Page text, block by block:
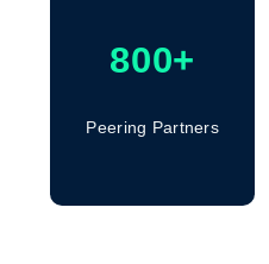
800+
Peering Partners